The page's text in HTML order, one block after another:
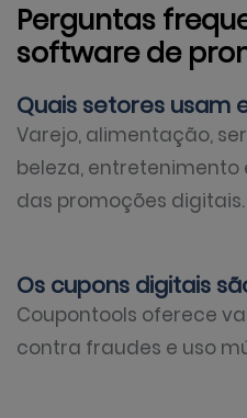
Perguntas
software de
Quais setores usam
Varejo, alimentação,
beleza,
das promoções digitais.
Os cupons digitais
Coupontools oferece
contra fraudes e uso